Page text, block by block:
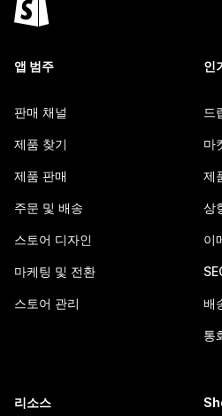
앱 범주
판매 채널
제품 찾기
제품 판매
주문 및 배송
스토어 디자인
마케팅 및 전환
스토어 관리
인
드
마
제
상
이
배
통
리소스